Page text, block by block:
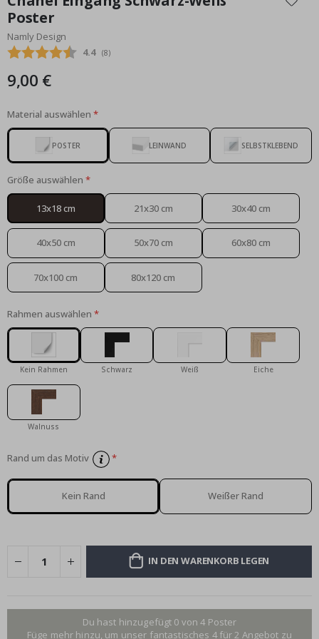
der
Bildgalerie
springen
Poster
Namly Design
Durchschnittliche Bewertung:
4.4 (abgegebene bewertungen:
8)
9,00 €
Material auswählen
POSTER LEINWAND SELBSTKLEBEND
Größe auswählen
13x18 cm 21x30 cm 30x40 cm
40x50 cm 50x70 cm 60x80 cm
70x100 cm 80x120 cm
Rahmen auswählen
Kein Rahmen Schwarz Weiß Eiche
Walnuss
Rand um das Motiv
Kein Rand Weißer Rand
IN DEN WARENKORB LEGEN
Du hast hinzugefügt 0 von 4 Poster
Füge mehr hinzu, um unser fantastisches 4 für 2 Angebot zu